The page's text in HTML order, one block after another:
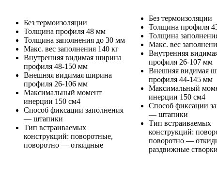
Без термоизоляции
Толщина профиля 48 мм
Толщина заполнения до 30 мм
Макс. вес заполнения 140 кг
Внутренняя видимая ширина
профиля 48-150 мм
Внешняя видимая ширина
профиля 26-106 мм
Максимальный момент
инерции 150 см4
Способ фиксации заполнения
— штапики
Тип встраиваемых
конструкций: поворотные,
поворотно — откидные
Без термоизоляции
Толщина профиля
Толщина
Макс. вес
Внутренняя
профиля 26-107 мм
Внешняя видимая
профиля 44-145 мм
Максимальный
инерции 150 см4
Способ фиксации
— штапики
Тип встраиваемых
конструкций:
поворотно —
раздвижные